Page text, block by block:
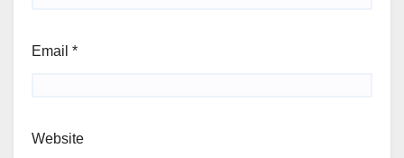
Email *
Website